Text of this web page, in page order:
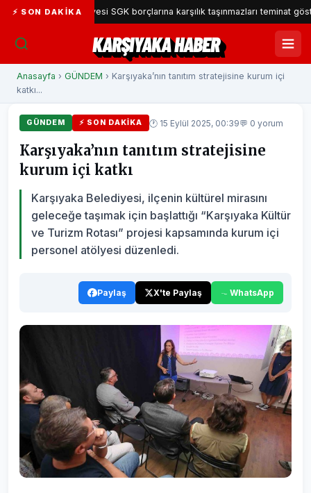
⚡ SON DAKIKA
Belediyesi SGK borçlarına karşılık taşınmazları teminat gösterecek
KARŞIYAKA HABER
Anasayfa › GÜNDEM › Karşıyaka’nın tanıtım stratejisine kurum içi
katkı...
GÜNDEM ⚡ SON DAKIKA 🕐 15 Eylül 2025, 00:39💬 0 yorum
Karşıyaka’nın tanıtım stratejisine
kurum içi katkı
Karşıyaka Belediyesi, ilçenin kültürel mirasını
geleceğe taşımak için başlattığı “Karşıyaka Kültür
ve Turizm Rotası” projesi kapsamında kurum içi
personel atölyesi düzenledi.
Paylaş X'te Paylaş WhatsApp